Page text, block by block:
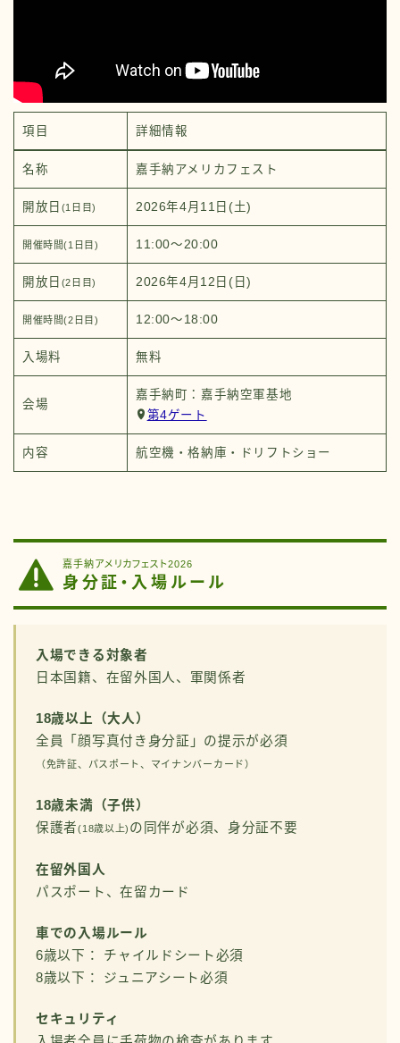
項目 詳細情報
名称 嘉手納アメリカフェスト
開放日 (1日目) 2026年4月11日(土)
開催時間(1日目) 11:00～20:00
開放日 (2日目) 2026年4月12日(日)
開催時間(2日目) 12:00～18:00
入場料 無料
会場
嘉手納町：嘉手納空軍基地
第4ゲート
内容 航空機・格納庫・ドリフトショー
嘉手納アメリカフェスト2026
身分証・入場ルール
入場できる対象者
日本国籍、在留外国人、軍関係者
18歳以上（大人）
全員「顔写真付き身分証」の提示が必須
（免許証、パスポート、マイナンバーカード）
18歳未満（子供）
保護者(18歳以上) の同伴が必須、身分証不要
在留外国人
パスポート、在留カード
車での入場ルール
6歳以下： チャイルドシート必須
8歳以下： ジュニアシート必須
セキュリティ